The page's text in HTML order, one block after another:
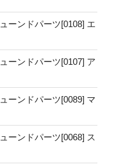
ーンドパーツ[0108] エ
ーンドパーツ[0107] ア
ーンドパーツ[0089] マ
ーンドパーツ[0068] ス